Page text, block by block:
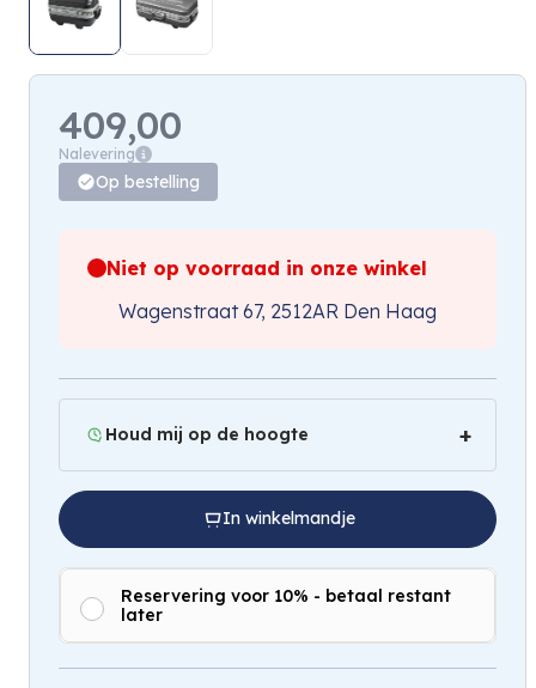
409,00
Nalevering
Op bestelling
Niet op voorraad in onze winkel
Wagenstraat 67, 2512AR Den Haag
Houd mij op de hoogte
Hou mij op de hoogte
In winkelmandje
Reservering voor 10% - betaal restant
later